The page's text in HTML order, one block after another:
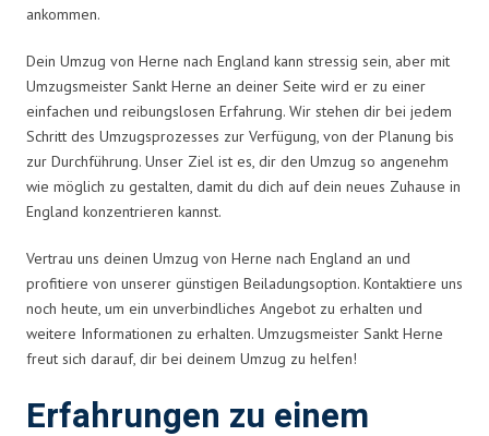
ankommen.
Dein Umzug von Herne nach England kann stressig sein, aber mit
Umzugsmeister Sankt Herne an deiner Seite wird er zu einer
einfachen und reibungslosen Erfahrung. Wir stehen dir bei jedem
Schritt des Umzugsprozesses zur Verfügung, von der Planung bis
zur Durchführung. Unser Ziel ist es, dir den Umzug so angenehm
wie möglich zu gestalten, damit du dich auf dein neues Zuhause in
England konzentrieren kannst.
Vertrau uns deinen Umzug von Herne nach England an und
profitiere von unserer günstigen Beiladungsoption. Kontaktiere uns
noch heute, um ein unverbindliches Angebot zu erhalten und
weitere Informationen zu erhalten. Umzugsmeister Sankt Herne
freut sich darauf, dir bei deinem Umzug zu helfen!
Erfahrungen zu einem